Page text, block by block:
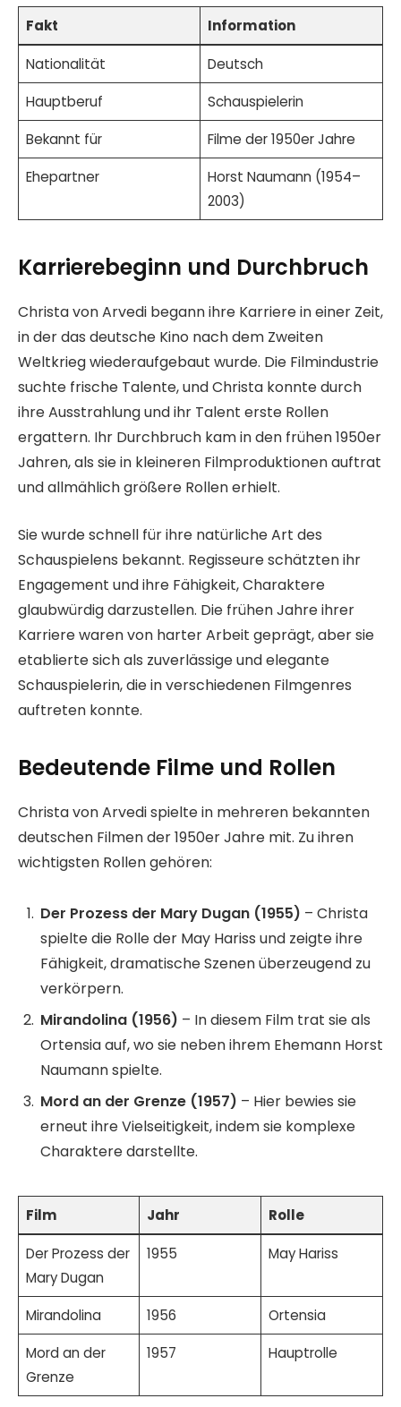
Fakt Information
Nationalität
Deutsch
Hauptberuf
Schauspielerin
Bekannt für
Filme der 1950er Jahre
Ehepartner
Horst Naumann (1954–
2003)
Karrierebeginn und Durchbruch
Christa von Arvedi begann ihre Karriere in einer Zeit,
in der das deutsche Kino nach dem Zweiten
Weltkrieg wiederaufgebaut wurde. Die Filmindustrie
suchte frische Talente, und Christa konnte durch
ihre Ausstrahlung und ihr Talent erste Rollen
ergattern. Ihr Durchbruch kam in den frühen 1950er
Jahren, als sie in kleineren Filmproduktionen auftrat
und allmählich größere Rollen erhielt.
Sie wurde schnell für ihre natürliche Art des
Schauspielens bekannt. Regisseure schätzten ihr
Engagement und ihre Fähigkeit, Charaktere
glaubwürdig darzustellen. Die frühen Jahre ihrer
Karriere waren von harter Arbeit geprägt, aber sie
etablierte sich als zuverlässige und elegante
Schauspielerin, die in verschiedenen Filmgenres
auftreten konnte.
Bedeutende Filme und Rollen
Christa von Arvedi spielte in mehreren bekannten
deutschen Filmen der 1950er Jahre mit. Zu ihren
wichtigsten Rollen gehören:
Der Prozess der Mary Dugan (1955) – Christa
spielte die Rolle der May Hariss und zeigte ihre
Fähigkeit, dramatische Szenen überzeugend zu
verkörpern.
Mirandolina (1956) – In diesem Film trat sie als
Ortensia auf, wo sie neben ihrem Ehemann Horst
Naumann spielte.
Mord an der Grenze (1957) – Hier bewies sie
erneut ihre Vielseitigkeit, indem sie komplexe
Charaktere darstellte.
Film Jahr Rolle
Der Prozess der
Mary Dugan
1955 May Hariss
Mirandolina 1956
Ortensia
Mord an der
Grenze
1957 Hauptrolle